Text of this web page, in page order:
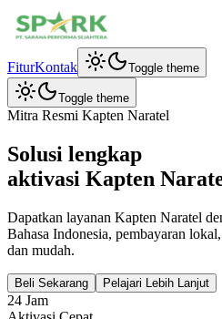
FiturKontak Toggle theme
Toggle theme
Mitra Resmi Kapten Naratel
Solusi lengkap
aktivasi Kapten
Dapatkan layanan Kapten Naratel
Bahasa Indonesia, pembayaran
dan mudah.
Beli Sekarang Pelajari Lebih Lanjut
24 Jam